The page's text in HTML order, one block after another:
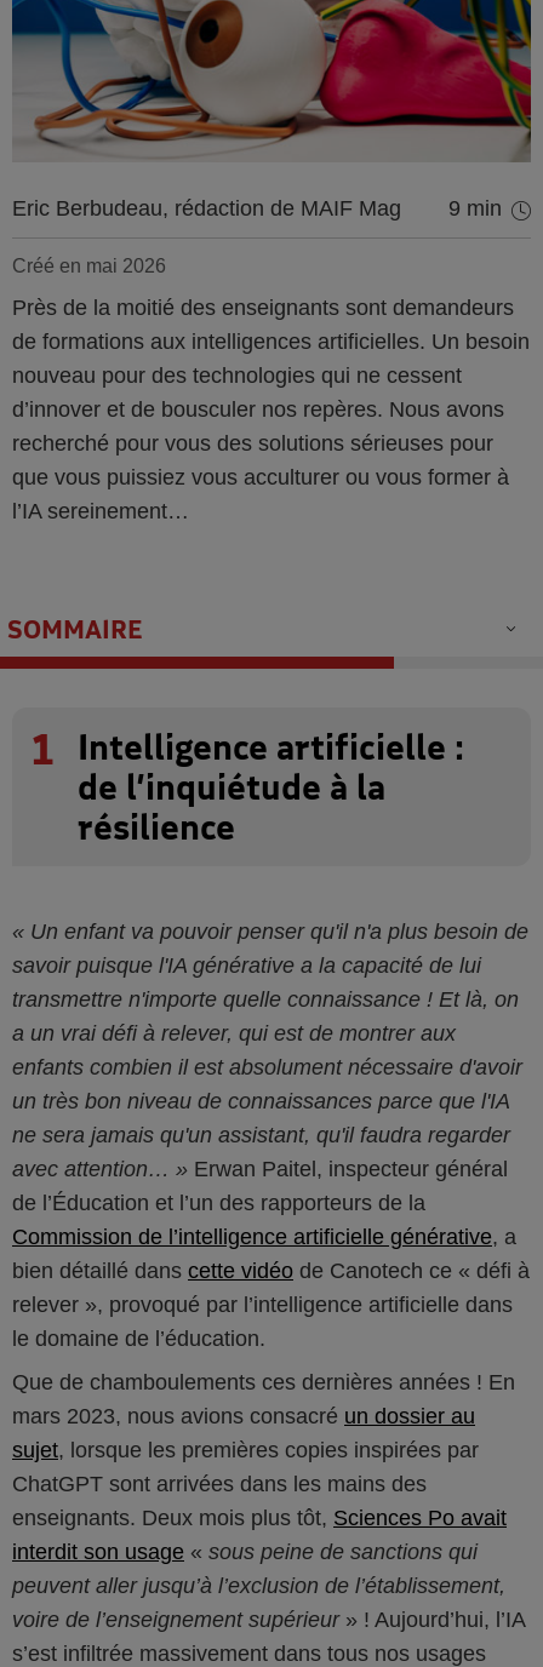
Eric Berbudeau, rédaction de MAIF Mag 9 min
Créé en mai 2026
Près de la moitié des enseignants sont demandeurs
de formations aux intelligences artificielles. Un besoin
nouveau pour des technologies qui ne cessent
d’innover et de bousculer nos repères. Nous avons
recherché pour vous des solutions sérieuses pour
que vous puissiez vous acculturer ou vous former à
l’IA sereinement…
SOMMAIRE
1
Intelligence artificielle :
de l’inquiétude à la
résilience
Un enfant va pouvoir penser qu'il n'a plus besoin de
savoir puisque l'IA générative a la capacité de lui
transmettre n'importe quelle connaissance ! Et là, on
a un vrai défi à relever, qui est de montrer aux
enfants combien il est absolument nécessaire d'avoir
un très bon niveau de connaissances parce que l'IA
ne sera jamais qu'un assistant, qu'il faudra regarder
avec attention…
Erwan Paitel, inspecteur général
de l’Éducation et l’un des rapporteurs de la
Commission de l’intelligence artificielle générative, a
bien détaillé dans cette vidéo de Canotech ce « défi à
relever », provoqué par l’intelligence artificielle dans
le domaine de l’éducation.
Que de chamboulements ces dernières années ! En
mars 2023, nous avions consacré un dossier au
sujet, lorsque les premières copies inspirées par
ChatGPT sont arrivées dans les mains des
enseignants. Deux mois plus tôt, Sciences Po avait
interdit son usage « sous peine de sanctions qui
peuvent aller jusqu’à l’exclusion de l’établissement,
voire de l’enseignement supérieur» ! Aujourd’hui, l’IA
s’est infiltrée massivement dans tous nos usages